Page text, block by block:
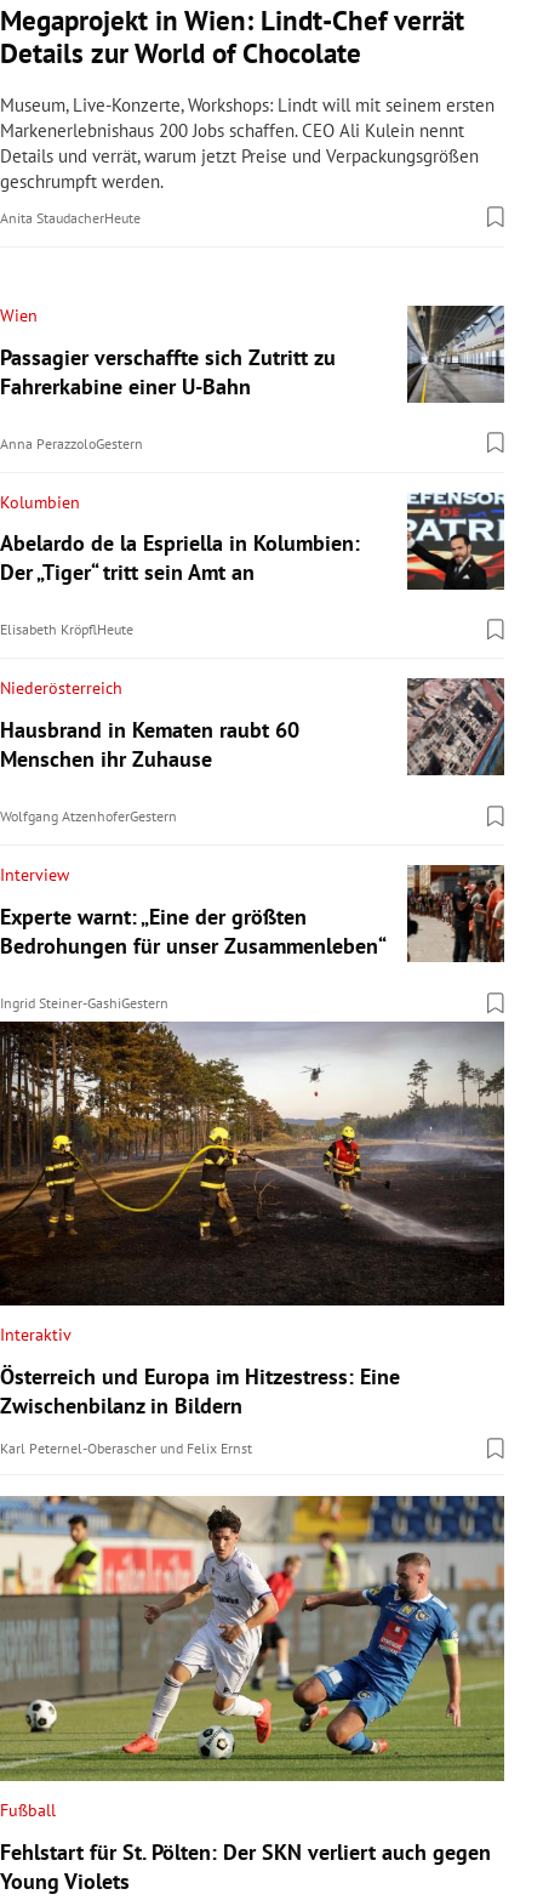
Megaprojekt in Wien: Lindt-Chef verrät
Details zur World of Chocolate
Museum, Live-Konzerte, Workshops: Lindt will mit seinem ersten
Markenerlebnishaus 200 Jobs schaffen. CEO Ali Kulein nennt
Details und verrät, warum jetzt Preise und Verpackungsgrößen
geschrumpft werden.
Anita StaudacherHeute
Wien
Passagier verschaffte sich Zutritt zu
Fahrerkabine einer U-Bahn
Anna PerazzoloGestern
Kolumbien
Abelardo de la Espriella in Kolumbien:
Der „Tiger“ tritt sein Amt an
Elisabeth KröpflHeute
Niederösterreich
Hausbrand in Kematen raubt 60
Menschen ihr Zuhause
Wolfgang AtzenhoferGestern
Interview
Experte warnt: „Eine der größten
Bedrohungen für unser Zusammenleben“
Ingrid Steiner-GashiGestern
Interaktiv
Österreich und Europa im Hitzestress: Eine
Zwischenbilanz in Bildern
Karl Peternel-Oberascher und Felix Ernst
Fußball
Fehlstart für St. Pölten: Der SKN verliert auch gegen
Young Violets